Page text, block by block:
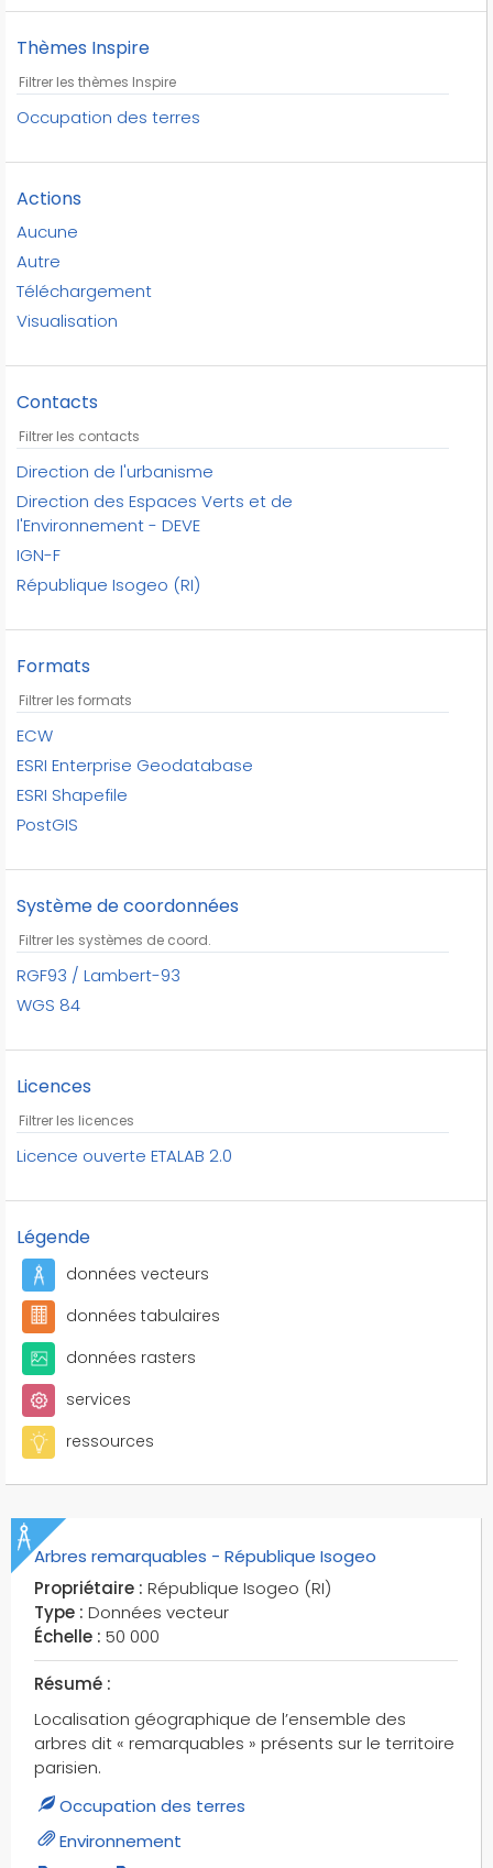
cimetières
clotures naturelles
commerce
direction de l'urbanisme
du
développement soutenable
environnement
environnement urbain
espaces publics
espaces végétaux naturels
espaces végétaux non-naturels
espèces d'arbres
forêts fermées
forêts ouvertes
genres d'arbres
géographie
hydrographie
ign
industrie
jardinets
jardinières
jardins
murs végétalisés
national
occupation des sols
occupation des terres
politique environnementale
promenades
protections de champs
république isogeo
scan
squares
talus
toponymie
tourisme
transport
urbanisme
zones arborées
zones de végétations
zones touristiques internationales
énergie
Thèmes Inspire
Occupation des terres
Actions
Aucune
Autre
Téléchargement
Visualisation
Contacts
Direction de l'urbanisme
Direction des Espaces Verts et de
l'Environnement - DEVE
IGN-F
République Isogeo (RI)
Formats
ECW
ESRI Enterprise Geodatabase
ESRI Shapefile
PostGIS
Système de coordonnées
RGF93 / Lambert-93
WGS 84
Licences
Licence ouverte ETALAB 2.0
Légende
données vecteurs
données tabulaires
données rasters
services
ressources
Arbres remarquables - République Isogeo
Propriétaire : République Isogeo (RI)
Type : Données vecteur
Échelle : 50 000
Résumé :
Localisation géographique de l’ensemble des
arbres dit « remarquables » présents sur le territoire
parisien.
Occupation des terres
Environnement